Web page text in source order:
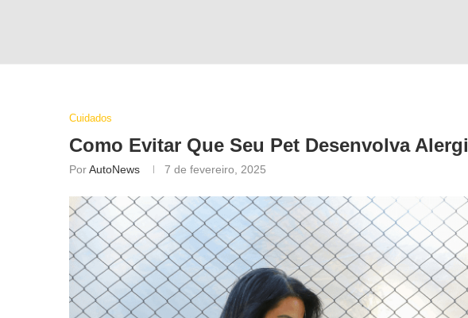
Cuidados
Como Evitar Que Seu Pet Desenvolva
PorAutoNews 7 de fevereiro, 2025